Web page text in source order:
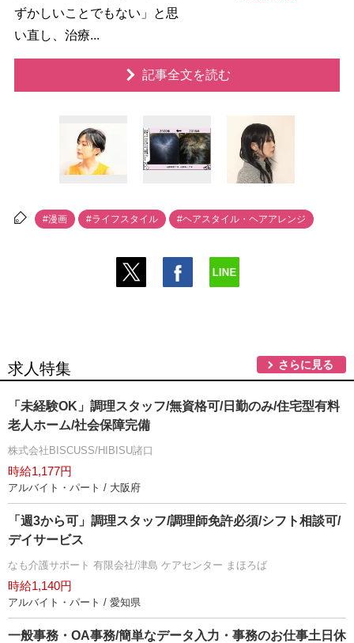
ずかしいことでもない」と思
い直し、治療...
記事全文を読む
#漫画 #ライフスタイル #ヘアスタイル・ヘアアレンジ
求人特集 さらに見る
「未経験OK」調理スタッフ/無資格可/日勤のみ/住宅型有料
老人ホーム/社会保障完備
株式会社BISCUSS/HIBISU諸口
時給1,177円
アルバイト・パート / 大阪府
「週3から可」調理スタッフ/調理師免許必須/シフト相談可/
デイサービス
なも介護サポート 有限会社/津島 ケアセンター まほろば
時給1,140円
アルバイト・パート / 愛知県
一般事務・OA事務/簡単なデータ入力・事務のお仕事土日休